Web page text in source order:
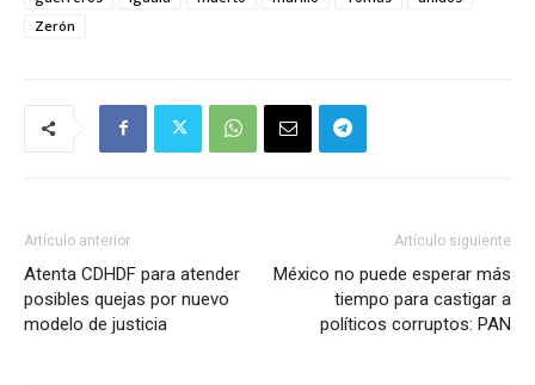
Zerón
Artículo anterior
Atenta CDHDF para atender
posibles quejas por nuevo
modelo de justicia
Artículo siguiente
México no puede esperar más
tiempo para castigar a
políticos corruptos: PAN